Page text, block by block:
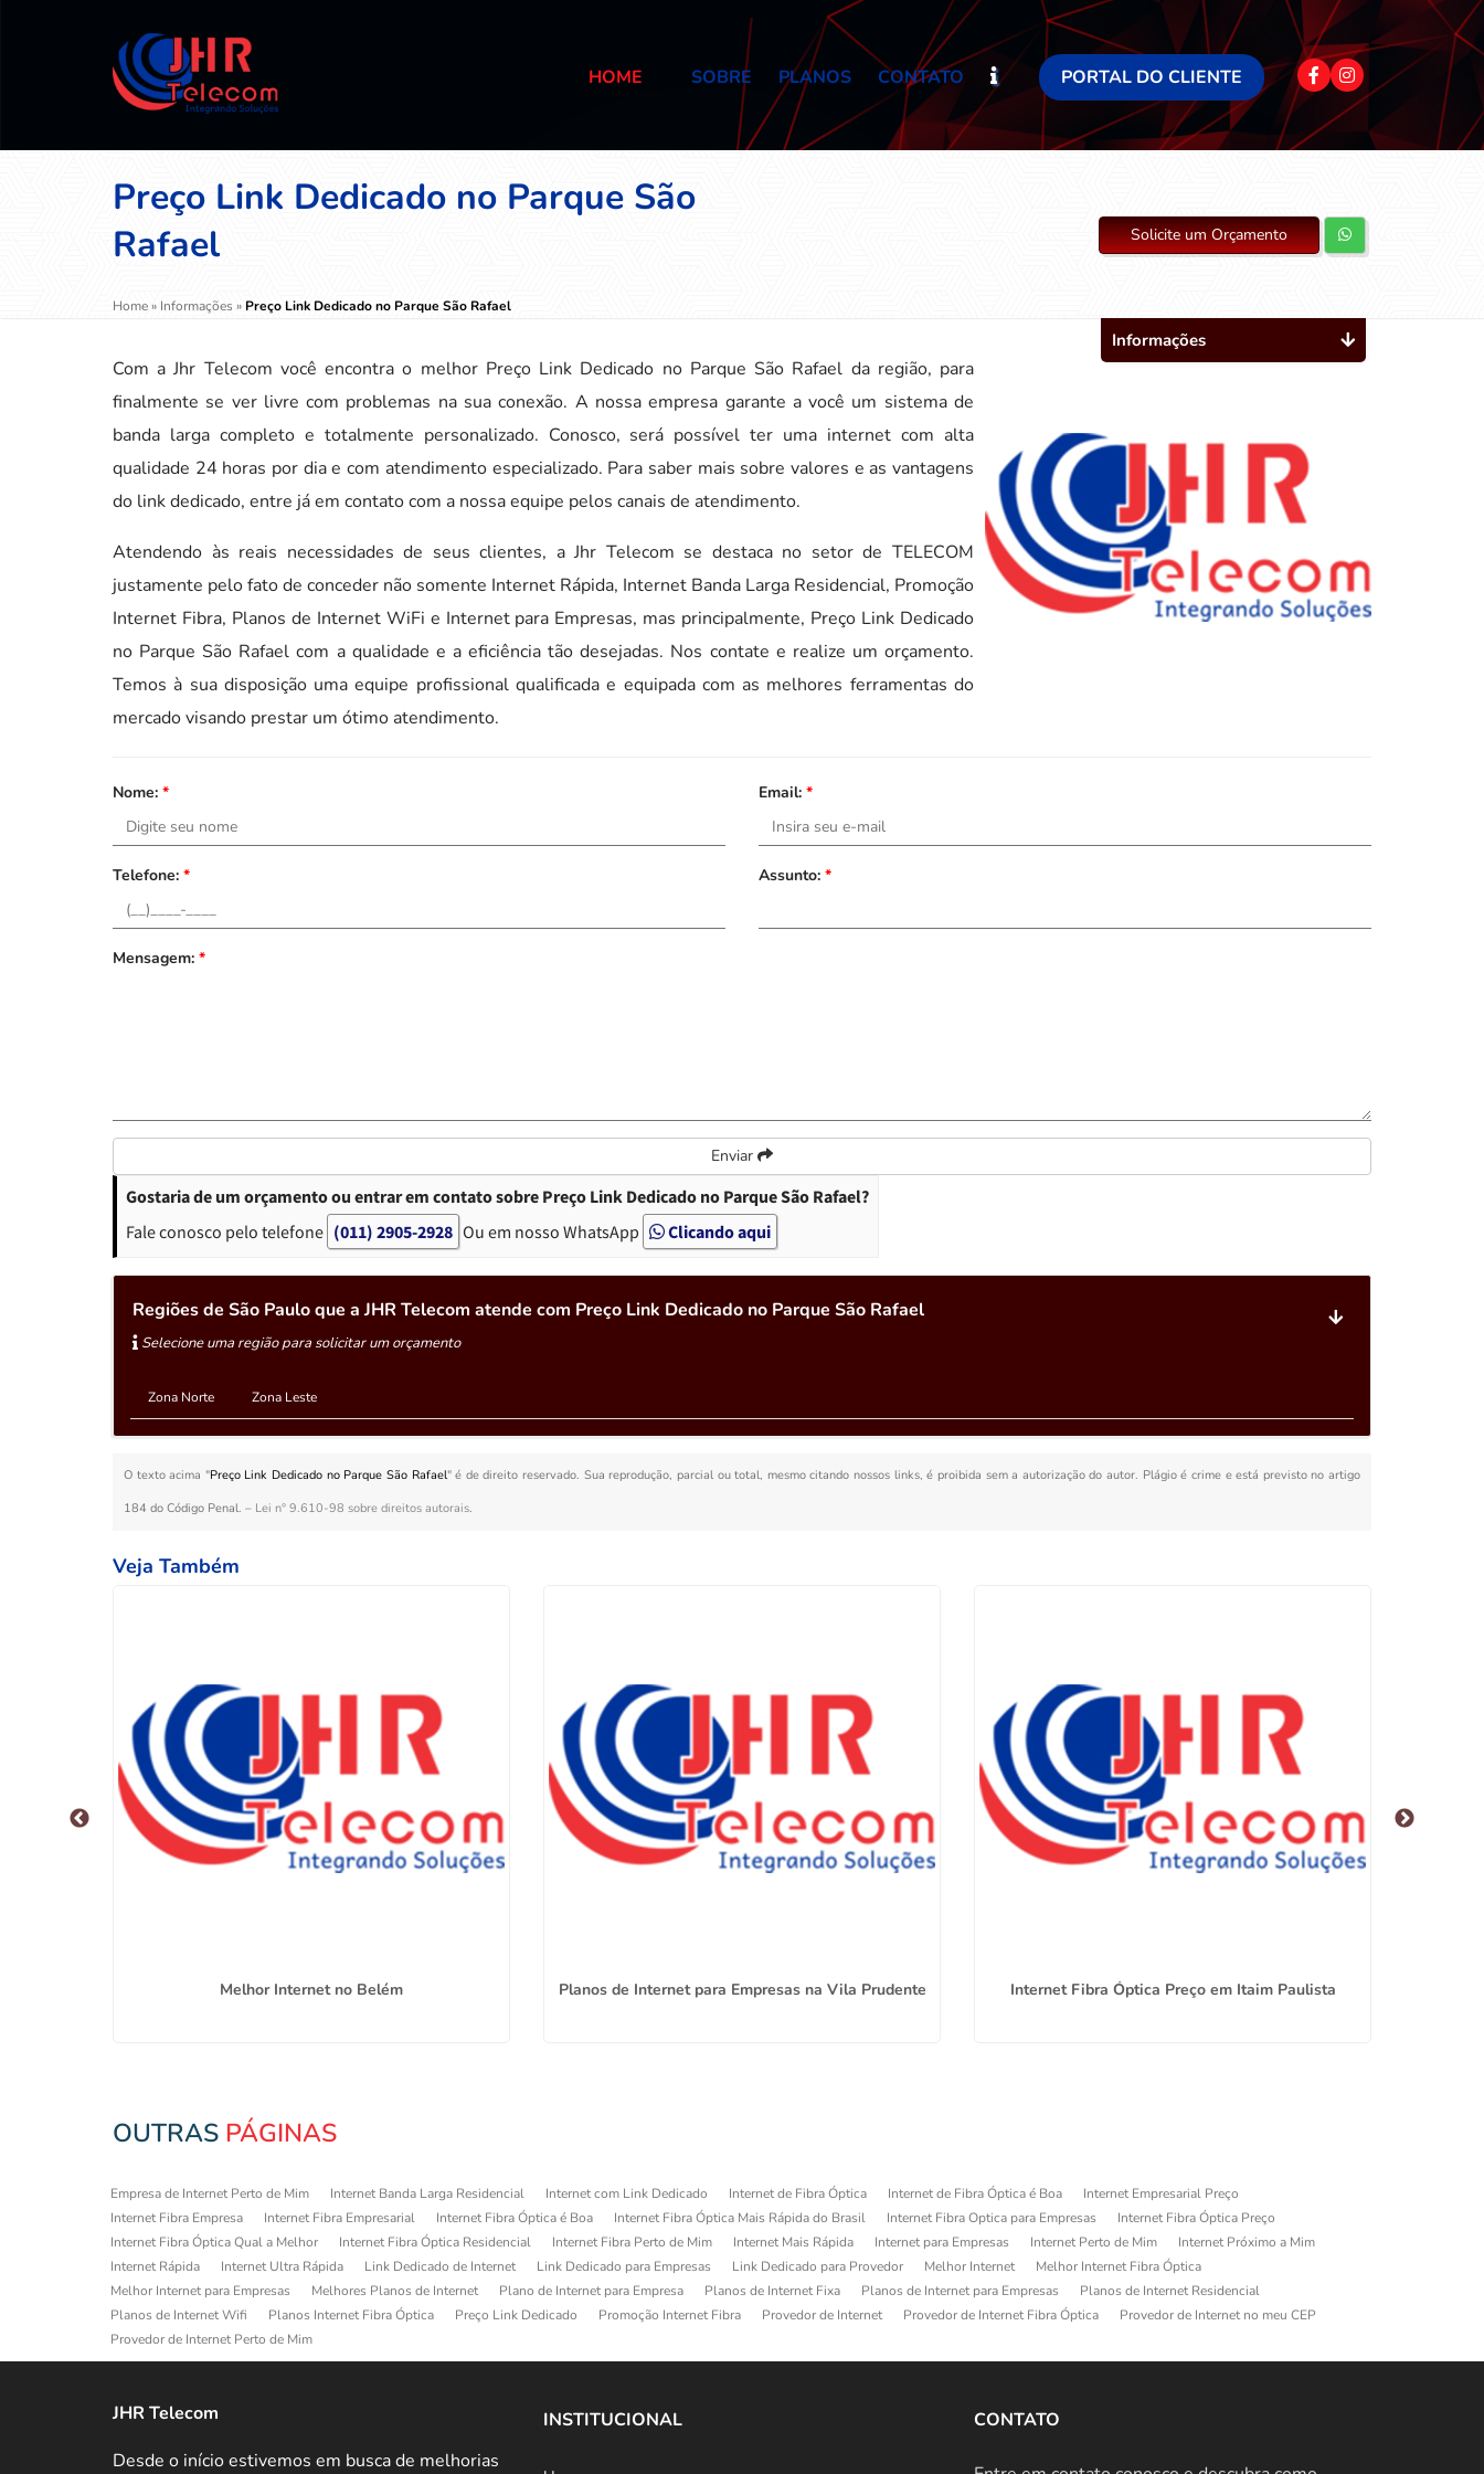
HOME SOBRE PLANOS CONTATO PORTAL DO CLIENTE
Preço Link Dedicado no Parque São
Rafael
Home» Informações »Preço Link Dedicado no Parque São Rafael
Solicite um Orçamento
Com a Jhr Telecom você encontra o melhor Preço Link Dedicado no Parque São Rafael da região, para
finalmente se ver livre com problemas na sua conexão. A nossa empresa garante a você um sistema de
banda larga completo e totalmente personalizado. Conosco, será possível ter uma internet com alta
qualidade 24 horas por dia e com atendimento especializado. Para saber mais sobre valores e as vantagens
do link dedicado, entre já em contato com a nossa equipe pelos canais de atendimento.
Atendendo às reais necessidades de seus clientes, a Jhr Telecom se destaca no setor de TELECOM
justamente pelo fato de conceder não somente Internet Rápida, Internet Banda Larga Residencial, Promoção
Internet Fibra, Planos de Internet WiFi e Internet para Empresas, mas principalmente, Preço Link Dedicado
no Parque São Rafael com a qualidade e a eficiência tão desejadas. Nos contate e realize um orçamento.
Temos à sua disposição uma equipe profissional qualificada e equipada com as melhores ferramentas do
mercado visando prestar um ótimo atendimento.
Nome: * Email: *
Telefone: * Assunto: *
Mensagem: *
Enviar
Gostaria de um orçamento ou entrar em contato sobre Preço Link Dedicado no Parque São Rafael?
Fale conosco pelo telefone (011) 2905-2928 Ou em nosso WhatsApp Clicando aqui
Regiões de São Paulo que a JHR Telecom atende com Preço Link Dedicado no Parque São Rafael
Selecione uma região para solicitar um orçamento
Zona Norte Zona Leste
O texto acima "Preço Link Dedicado no Parque São Rafael" é de direito reservado. Sua reprodução, parcial ou total, mesmo citando nossos links, é proibida sem a autorização do autor. Plágio é crime e está previsto no artigo
184 do Código Penal. – Lei n° 9.610-98 sobre direitos autorais.
Informações
Veja Também
Melhor Internet no Belém Planos de Internet para Empresas na Vila Prudente Internet Fibra Óptica Preço em Itaim Paulista
OUTRAS PÁGINAS
Empresa de Internet Perto de Mim Internet Banda Larga Residencial Internet com Link Dedicado Internet de Fibra Óptica Internet de Fibra Óptica é Boa
Internet Empresarial Preço
Internet Fibra Empresa
Internet Fibra Empresarial Internet Fibra Óptica é Boa Internet Fibra Óptica Mais Rápida do Brasil Internet Fibra Optica para Empresas
Internet Fibra Óptica Preço
Internet Fibra Óptica Qual a Melhor
Internet Fibra Óptica Residencial Internet Fibra Perto de Mim Internet Mais Rápida Internet para Empresas Internet Perto de Mim
Internet Próximo a Mim
Internet Rápida
Internet Ultra Rápida Link Dedicado de Internet Link Dedicado para Empresas Link Dedicado para Provedor Melhor Internet
Melhor Internet Fibra Óptica
Melhor Internet para Empresas
Melhores Planos de Internet Plano de Internet para Empresa Planos de Internet Fixa Planos de Internet para Empresas
Planos de Internet Residencial
Planos de Internet Wifi
Planos Internet Fibra Óptica Preço Link Dedicado Promoção Internet Fibra Provedor de Internet Provedor de Internet Fibra Óptica
Provedor de Internet no meu CEP
Provedor de Internet Perto de Mim
JHR Telecom
Desde o início estivemos em busca de melhorias
INSTITUCIONAL CONTATO